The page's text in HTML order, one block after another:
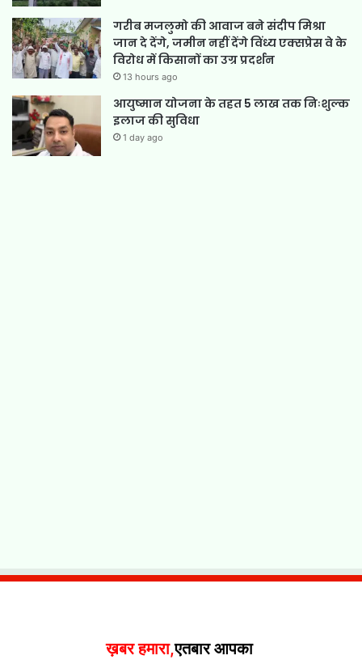
गरीब मजलुमो की आवाज बने संदीप मिश्रा
जान दे देंगे, जमीन नहीं देंगे विंध्य एक्सप्रेस वे के
विरोध में किसानों का उग्र प्रदर्शन
13 hours ago
आयुष्मान योजना के तहत 5 लाख तक निःशुल्क
इलाज की सुविधा
1 day ago
ख़बर हमारा,एतबार आपका